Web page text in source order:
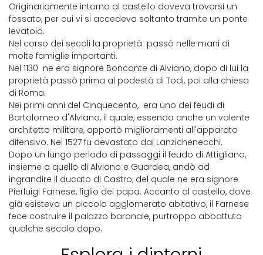
Originariamente intorno al castello doveva trovarsi un
fossato, per cui vi si accedeva soltanto tramite un ponte
levatoio.
Nel corso dei secoli la proprietà passò nelle mani di
molte famiglie importanti.
Nel 1130 ne era signore Bonconte di Alviano, dopo di lui la
proprietà passò prima al podestà di Todi, poi alla chiesa
di Roma.
Nei primi anni del Cinquecento, era uno dei feudi di
Bartolomeo d'Alviano, il quale, essendo anche un valente
architetto militare, apportò miglioramenti all'apparato
difensivo. Nel 1527 fu devastato dai Lanzichenecchi.
Dopo un lungo periodo di passaggi il feudo di Attigliano,
insieme a quello di Alviano e Guardea, andò ad
ingrandire il ducato di Castro, del quale ne era signore
Pierluigi Farnese, figlio del papa. Accanto al castello, dove
già esisteva un piccolo agglomerato abitativo, il Farnese
fece costruire il palazzo baronale, purtroppo abbattuto
qualche secolo dopo.